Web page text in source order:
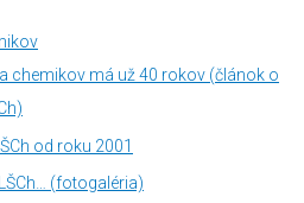
chemikov má už 40 rokov (článok o
od roku 2001
(fotogaléria)